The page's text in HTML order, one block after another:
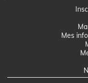
Mes